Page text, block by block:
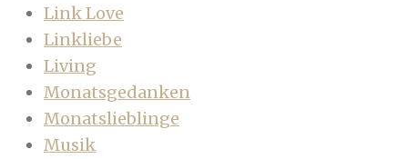
Link Love
Linkliebe
Living
Monatsgedanken
Monatslieblinge
Musik